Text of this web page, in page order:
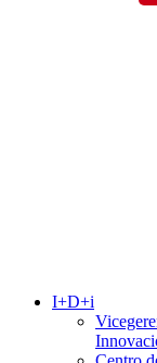
I+D+i